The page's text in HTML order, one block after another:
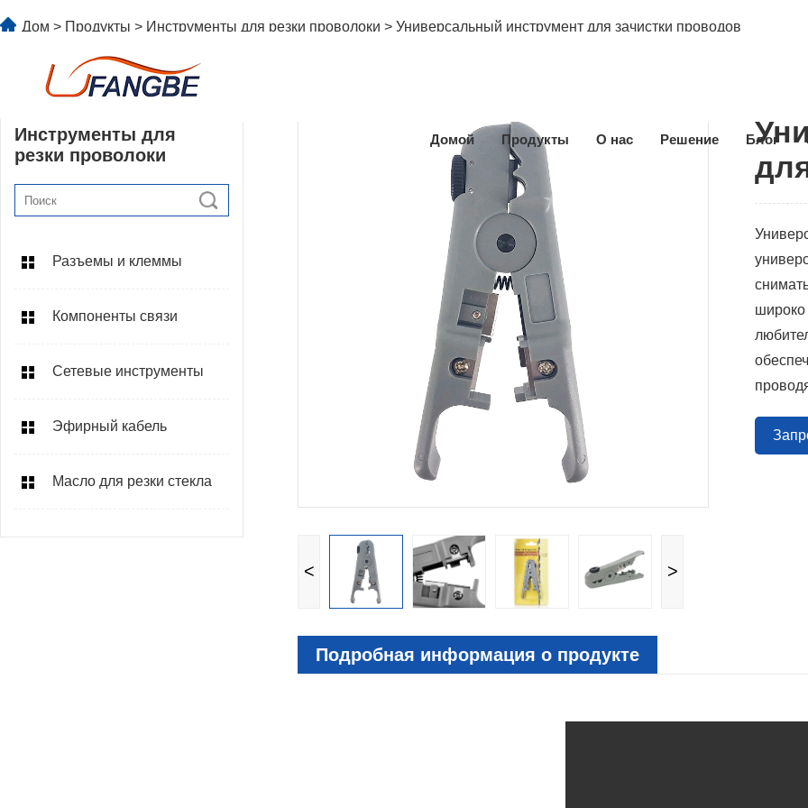
Домой Продукты О нас Решение Блог
Дом > Продукты > Инструменты для резки проволоки > Универсальный инструмент для зачистки проводов
Инструменты для
резки проволоки
Разъемы и клеммы
Компоненты связи
Сетевые инструменты
Эфирный кабель
Масло для резки стекла
< >
широко
Подробная информация о продукте